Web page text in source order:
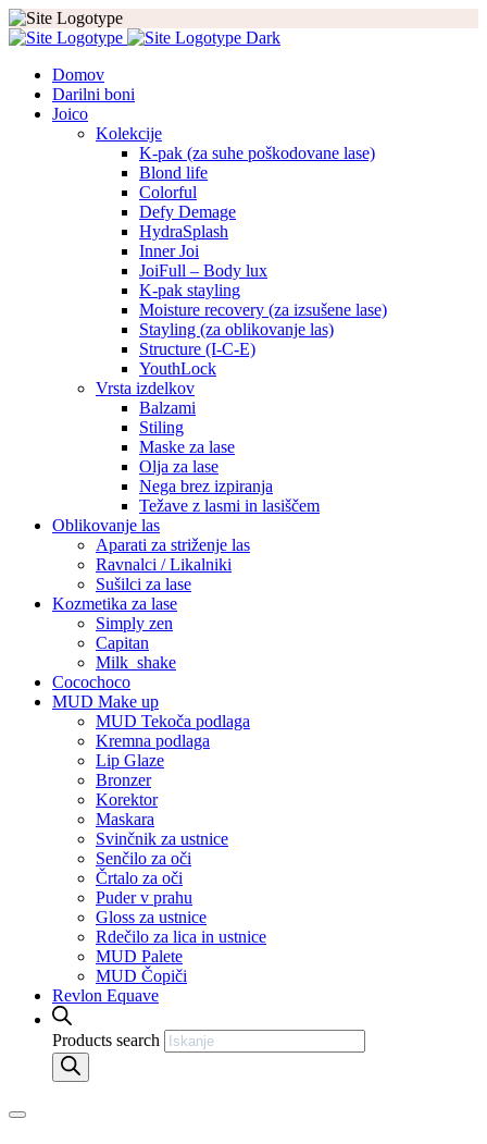
Domov
Darilni boni
Joico
Kolekcije
K-pak (za suhe poškodovane lase)
Blond life
Colorful
Defy Demage
HydraSplash
Inner Joi
JoiFull – Body lux
K-pak stayling
Moisture recovery (za izsušene lase)
Stayling (za oblikovanje las)
Structure (I-C-E)
YouthLock
Vrsta izdelkov
Balzami
Stiling
Maske za lase
Olja za lase
Nega brez izpiranja
Težave z lasmi in lasiščem
Oblikovanje las
Aparati za striženje las
Ravnalci / Likalniki
Sušilci za lase
Kozmetika za lase
Simply zen
Capitan
Milk_shake
Cocochoco
MUD Make up
MUD Tekoča podlaga
Kremna podlaga
Lip Glaze
Bronzer
Korektor
Maskara
Svinčnik za ustnice
Senčilo za oči
Črtalo za oči
Puder v prahu
Gloss za ustnice
Rdečilo za lica in ustnice
MUD Palete
MUD Čopiči
Revlon Equave
Products search